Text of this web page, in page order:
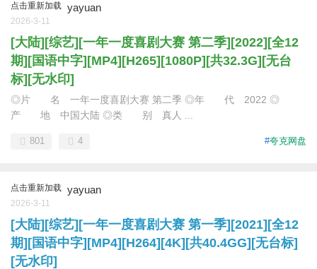
点击重新加载 yayuan
2026-3-11
[大陆][综艺][一年一度喜剧大赛 第二季][2022][全12
期][国语中字][MP4][H265][1080P][共32.3G][无台
标][无水印]
◎片 名 一年一度喜剧大赛 第二季 ◎年 代 2022 ◎
产 地 中国大陆 ◎类 别 真人 ...
#夸克网盘
801 4
点击重新加载 yayuan
2026-3-11
[大陆][综艺][一年一度喜剧大赛 第一季][2021][全12
期][国语中字][MP4][H264][4K][共40.4GG][无台标]
[无水印]